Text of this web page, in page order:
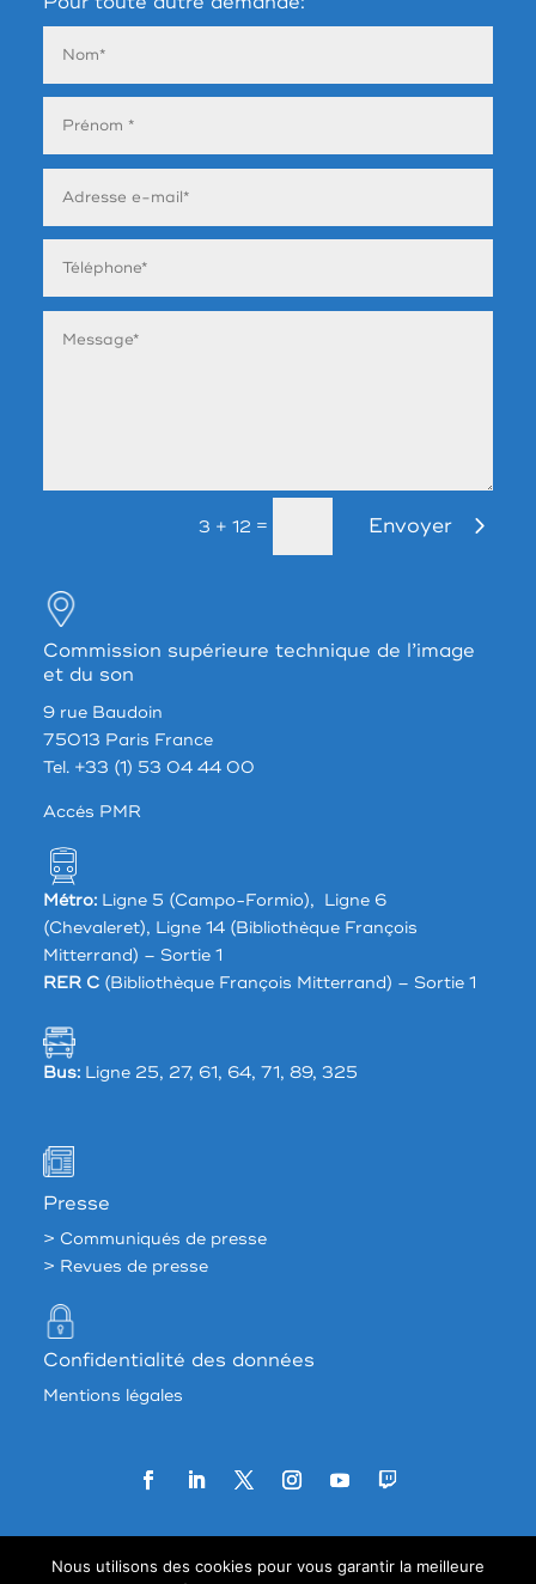
3 + 12 = Envoyer
Commission supérieure technique de l’image
et du son
9 rue Baudoin
75013 Paris France
Tel. +33 (1) 53 04 44 00
Accés PMR
Métro:Ligne 5 (Campo-Formio), Ligne 6
(Chevaleret), Ligne 14 (Bibliothèque François
Mitterrand) – Sortie 1
RER C(Bibliothèque François Mitterrand) – Sortie 1
Bus:Ligne 25, 27, 61, 64, 71, 89, 325
Presse
> Communiqués de presse
> Revues de presse
Confidentialité des données
Mentions légales
Agence web: 33 francs
Nous utilisons des cookies pour vous garantir la meilleure